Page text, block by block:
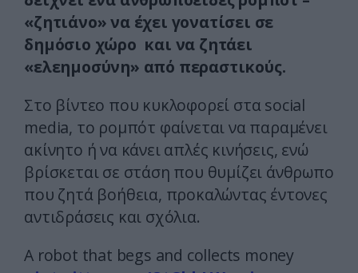
«ζητιάνο» να έχει γονατίσει σε
δημόσιο χώρο και να ζητάει
«ελεημοσύνη» από περαστικούς.
Στο βίντεο που κυκλοφορεί στα social
media, το ρομπότ φαίνεται να παραμένει
ακίνητο ή να κάνει απλές κινήσεις, ενώ
βρίσκεται σε στάση που θυμίζει άνθρωπο
που ζητά βοήθεια, προκαλώντας έντονες
αντιδράσεις και σχόλια.
A robot that begs and collects money